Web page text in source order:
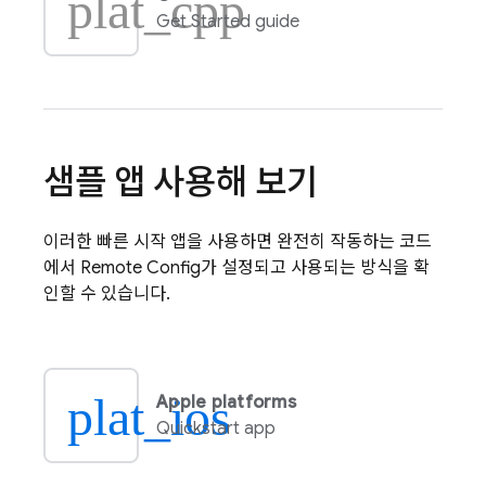
Get Started guide
샘플 앱 사용해 보기
이러한 빠른 시작 앱을 사용하면 완전히 작동하는 코드
에서 Remote Config가 설정되고 사용되는 방식을 확
인할 수 있습니다.
plat_ios
Apple platforms
Quickstart app